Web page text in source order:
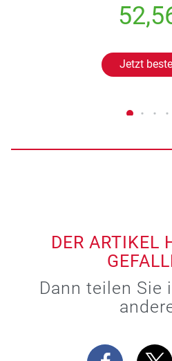
Jetzt
DER ARTIKEL
Dann teilen Sie